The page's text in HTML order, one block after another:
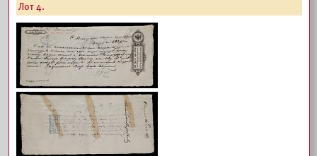
Лот 4.